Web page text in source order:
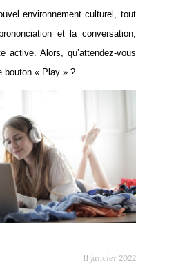
environnement culturel, tout
et la conversation,
active. Alors, qu’attendez-vous
bouton « Play » ?
11 janvier 2022